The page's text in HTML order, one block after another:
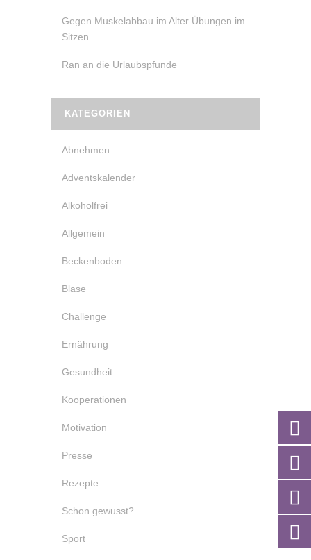
Gegen Muskelabbau im Alter Übungen im
Sitzen
Ran an die Urlaubspfunde
KATEGORIEN
Abnehmen
Adventskalender
Alkoholfrei
Allgemein
Beckenboden
Blase
Challenge
Ernährung
Gesundheit
Kooperationen
Motivation
Presse
Rezepte
Schon gewusst?
Sport